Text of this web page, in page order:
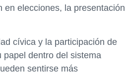
elecciones, la presentación
cívica y la participación de
papel dentro del sistema
sentirse más